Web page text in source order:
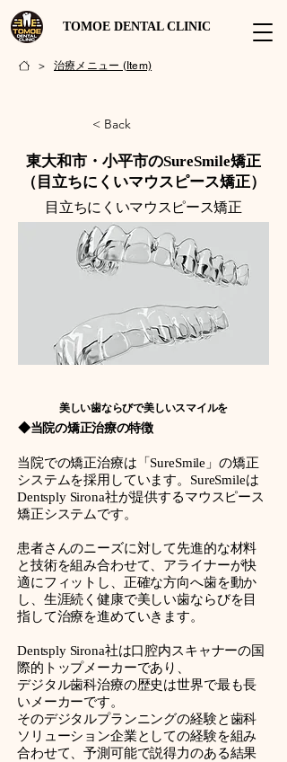
TOMOE DENTAL CLINIC
> 治療メニュー (Item)
< Back
東大和市・小平市のSureSmile矯正
（目立ちにくいマウスピース矯正）
目立ちにくいマウスピース矯正
美しい歯ならびで美しいスマイルを
◆当院の矯正治療の特徴
当院での矯正治療は「SureSmile」の矯正
システムを採用しています。SureSmileは
Dentsply Sirona社が提供するマウスピース
矯正システムです。
患者さんのニーズに対して先進的な材料
と技術を組み合わせて、アライナーが快
適にフィットし、正確な方向へ歯を動か
し、生涯続く健康で美しい歯ならびを目
指して治療を進めていきます。
Dentsply Sirona社は口腔内スキャナーの国
際的トップメーカーであり、
デジタル歯科治療の歴史は世界で最も長
いメーカーです。
そのデジタルプランニングの経験と歯科
ソリューション企業としての経験を組み
合わせて、予測可能で説得力のある結果